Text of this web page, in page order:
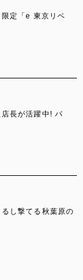
限定「e 東京リベ
店長が活躍中! パ
るし撃てる秋葉原の